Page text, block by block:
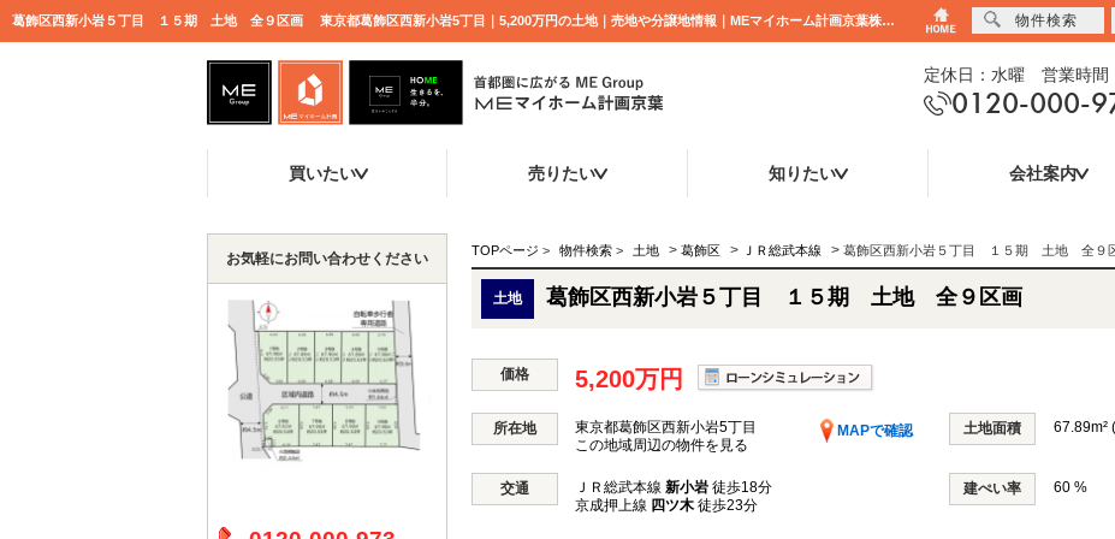
葛飾区西新小岩５丁目 １５期 土地 全９区画 東京都葛飾区西新小岩5丁目｜5,200万円の土地｜売地や分譲地情報｜MEマイホーム計画京葉株式会社
定休日：水曜 営業時間
0120-000-
買いたい 売りたい 知りたい 会社案内
TOPページ > 物件検索 > 土地 > 葛飾区 > ＪＲ総武本線 > 葛飾区西新小岩５丁目 １５期 土地 全９
土地 葛飾区西新小岩５丁目 １５期 土地 全９区画
価格 5,200万円
所在地 東京都葛飾区西新小岩5丁目
MAPで確認
この地域周辺の物件を見る
土地面積 67.89m²
交通 ＪＲ総武本線 新小岩 徒歩18分
京成押上線 四ツ木 徒歩23分
建ぺい率 60 %
お気軽にお問い合わせください
物件検索